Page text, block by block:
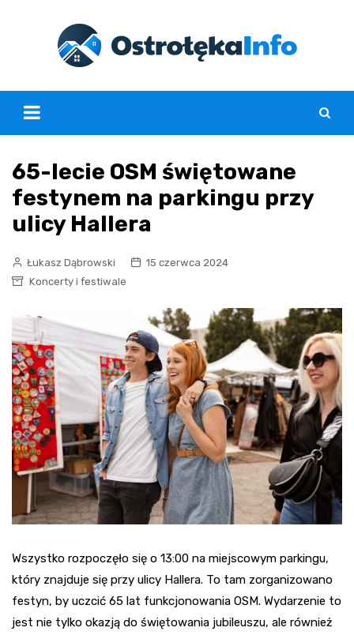
65-lecie OSM świętowane
festynem na parkingu przy
ulicy Hallera
Łukasz Dąbrowski
15 czerwca 2024
Koncerty i festiwale
Wszystko rozpoczęło się o 13:00 na miejscowym parkingu,
który znajduje się przy ulicy Hallera. To tam zorganizowano
festyn, by uczcić 65 lat funkcjonowania OSM. Wydarzenie to
jest nie tylko okazją do świętowania jubileuszu, ale również